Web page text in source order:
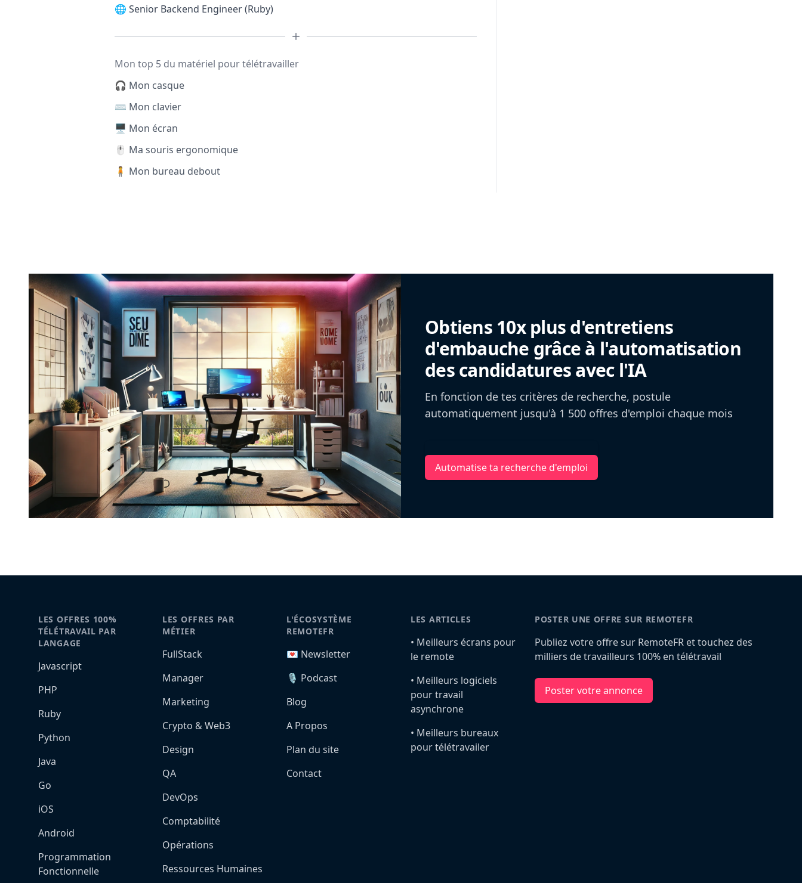
🌐 Senior Backend Engineer (Ruby)
Mon top 5 du matériel pour télétravailler
🎧 Mon casque
⌨️ Mon clavier
🖥️ Mon écran
🖱️ Ma souris ergonomique
🧍 Mon bureau debout
Obtiens 10x plus d'entretiens
d'embauche grâce à l'automatisation
des candidatures avec l'IA
En fonction de tes critères de recherche, postule
automatiquement jusqu'à 1 500 offres d'emploi chaque mois
Automatise ta recherche d'emploi
LES OFFRES 100%
TÉLÉTRAVAIL PAR
LANGAGE
Javascript
PHP
Ruby
Python
Java
Go
iOS
Android
Programmation
Fonctionnelle
LES OFFRES PAR
MÉTIER
FullStack
Manager
Marketing
Crypto & Web3
Design
QA
DevOps
Comptabilité
Opérations
Ressources Humaines
L'ÉCOSYSTÈME
REMOTEFR
💌 Newsletter
🎙️ Podcast
Blog
A Propos
Plan du site
Contact
LES ARTICLES
•️ Meilleurs écrans pour
le remote
•️ Meilleurs logiciels
pour travail
asynchrone
•️ Meilleurs bureaux
pour télétravailer
POSTER UNE OFFRE SUR REMOTEFR
Publiez votre offre sur RemoteFR et touchez des
milliers de travailleurs 100% en télétravail
Poster votre annonce